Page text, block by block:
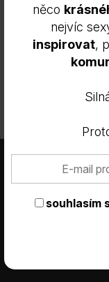
něco
nejvíc
inspirovat,
souhlasím
Tyto
Tyto webové
uživatelského